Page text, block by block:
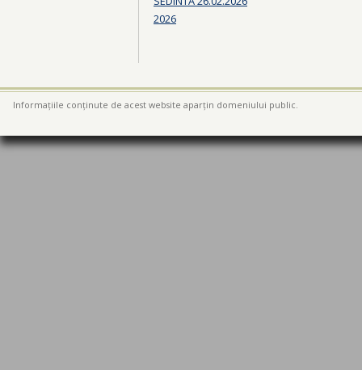
2026
Informațiile conținute de acest website aparțin domeniului public.